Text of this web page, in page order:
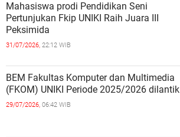
Mahasiswa prodi Pendidikan Seni
Pertunjukan Fkip UNIKI Raih Juara III
Peksimida
31/07/2026, 22:12 WIB
BEM Fakultas Komputer dan Multimedia
(FKOM) UNIKI Periode 2025/2026 dilantik
29/07/2026, 06:42 WIB